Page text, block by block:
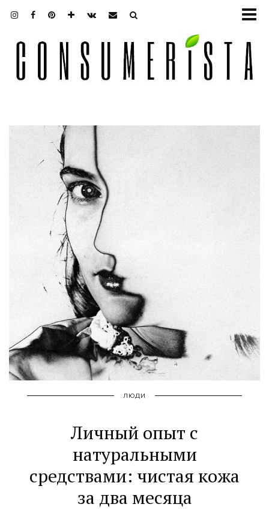
ЛЮДИ
Личный опыт с
натуральными
средствами: чистая кожа
за два месяца